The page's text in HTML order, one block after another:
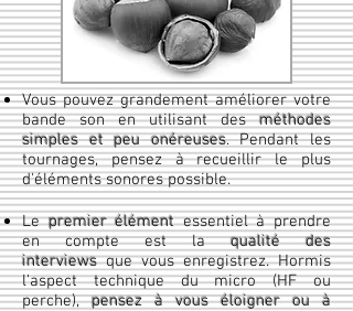
Vous pouvez grandement améliorer votre
bande son en utilisant desméthodes
simples et peu onéreuses. Pendant les
tournages, pensez à recueillir le plus
d'éléments sonores possible.
Lepremier élémentessentiel à prendre
en compte est laqualité des
interviewsque vous enregistrez. Hormis
l'aspect technique du micro (HF ou
perche),pensez à vous éloigner ou à